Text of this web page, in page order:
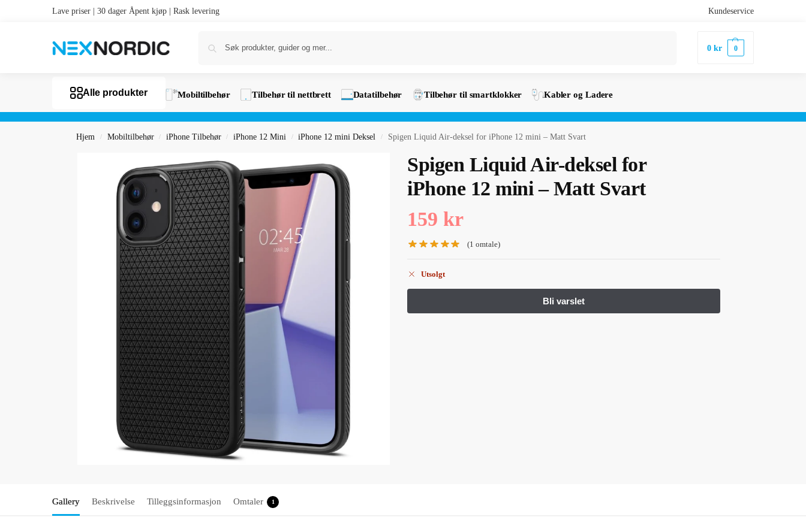
Lave priser | 30 dager Åpent kjøp | Rask levering Kundeservice
0kr 0
Alle produkter Mobiltilbehør Tilbehør til nettbrett Datatilbehør Tilbehør til smartklokker Kabler og Ladere
Hjem / Mobiltilbehør / iPhone Tilbehør / iPhone 12 Mini / iPhone 12 mini Deksel / Spigen Liquid Air-deksel for iPhone 12 mini – Matt Svart
Spigen Liquid Air-deksel for
iPhone 12 mini – Matt Svart
159 kr
(1 omtale)
Utsolgt
Gallery Beskrivelse Tilleggsinformasjon Omtaler 1